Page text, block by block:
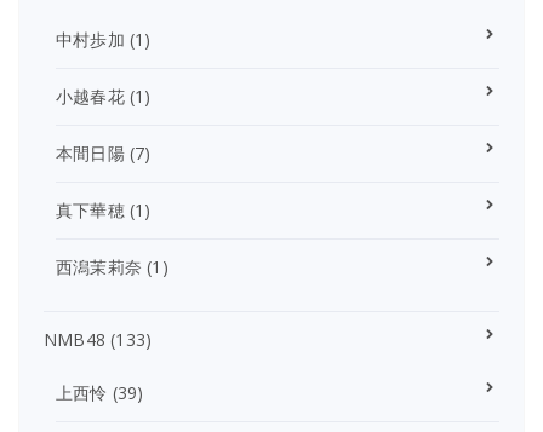
中村歩加 (1)
小越春花(1)
本間日陽(7)
真下華穂(1)
西潟茉莉奈 (1)
NMB48 (133)
上西怜 (39)